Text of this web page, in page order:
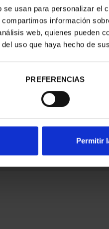
usan para personalizar el
información
web, quienes pueden
uso que haya hecho de
PREFERENCIAS
Permitir
Legales| |Ayuda|